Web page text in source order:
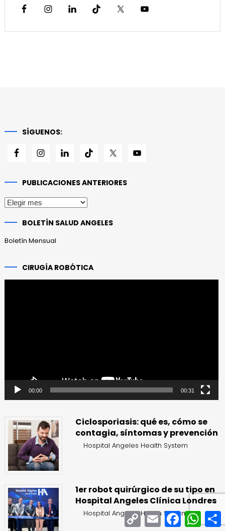
SÍGUENOS:
PUBLICACIONES ANTERIORES
Publicaciones
BOLETÍN SALUD ANGELES
Boletín Mensual
CIRUGÍA ROBÓTICA
00:00 00:31
Ciclosporiasis: qué es, cómo se
contagia, síntomas y prevención
Hospital Angeles Health System
1er robot quirúrgico de su tipo en
Hospital Angeles Clínica Londres
Hospital Angeles Health System
Copy
Link
EmailFacebook